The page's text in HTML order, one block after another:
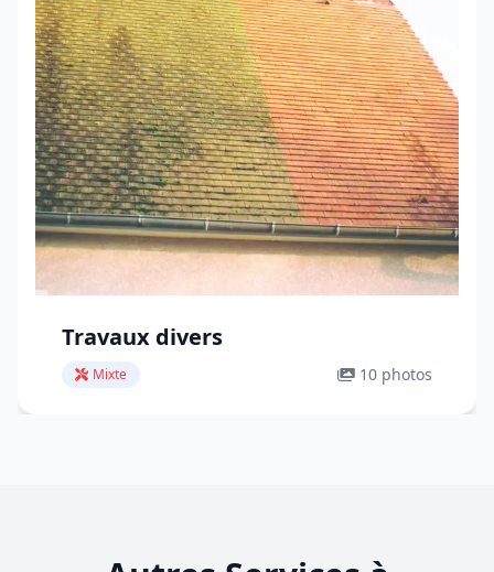
Travaux divers
Mixte 10 photos